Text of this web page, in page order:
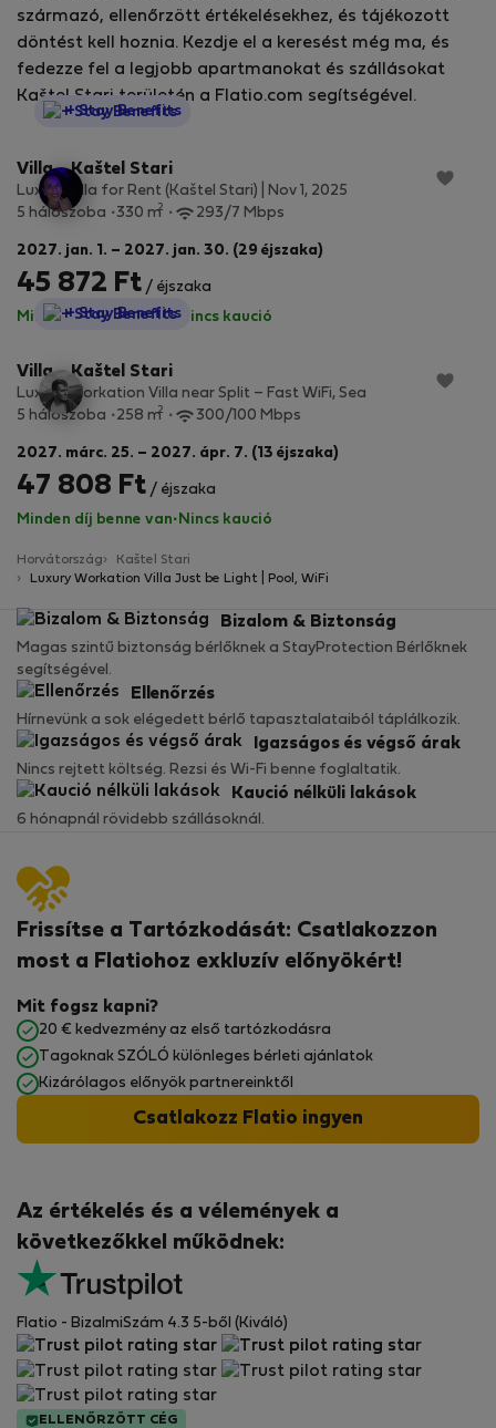
származó, ellenőrzött értékelésekhez, és tájékozott
döntést kell hoznia. Kezdje el a keresést még ma, és
fedezze fel a legjobb apartmanokat és szállásokat
Kaštel Stari területén a Flatio.com segítségével.
StayProtection
+ Stay Benefits
Villa - Kaštel Stari
Luxury Villa for Rent (Kaštel Stari) | Nov 1, 2025
5 hálószoba
330 m2 293/7 Mbps
2027. jan. 1. – 2027. jan. 30. (29 éjszaka)
45 872 Ft / éjszaka
Minden díj benne van·Nincs kaució
StayProtection
+ Stay Benefits
Villa - Kaštel Stari
Luxury Workation Villa near Split – Fast WiFi, Sea
5 hálószoba
258 m2 300/100 Mbps
2027. márc. 25. – 2027. ápr. 7. (13 éjszaka)
47 808 Ft / éjszaka
Minden díj benne van· Nincs kaució
Horvátország
Kaštel Stari
Luxury Workation Villa Just be Light | Pool, WiFi
Bizalom & Biztonság
Magas szintű biztonság bérlőknek a StayProtection Bérlőknek
segítségével.
Ellenőrzés
Hírnevünk a sok elégedett bérlő tapasztalataiból táplálkozik.
Igazságos és végső árak
Nincs rejtett költség. Rezsi és Wi-Fi benne foglaltatik.
Kaució nélküli lakások
6 hónapnál rövidebb szállásoknál.
Az értékelés és a vélemények a
következőkkel működnek:
Flatio - BizalmiSzám 4.3 5-ből (Kiváló)
ELLENŐRZÖTT CÉG
Frissítse a Tartózkodását: Csatlakozzon
most a Flatiohoz exkluzív előnyökért!
Mit fogsz kapni?
20 € kedvezmény az első tartózkodásra
Tagoknak SZÓLÓ különleges bérleti ajánlatok
Kizárólagos előnyök partnereinktől
Csatlakozz Flatio ingyen